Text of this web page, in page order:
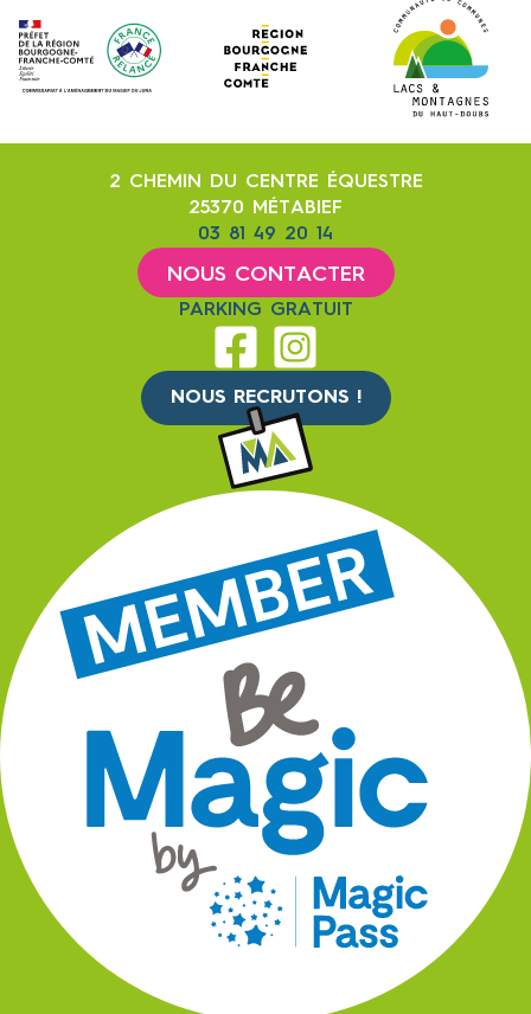
2 CHEMIN DU CENTRE ÉQUESTRE
25370 MÉTABIEF
03 81 49 20 14
NOUS CONTACTER
PARKING GRATUIT
NOUS RECRUTONS !